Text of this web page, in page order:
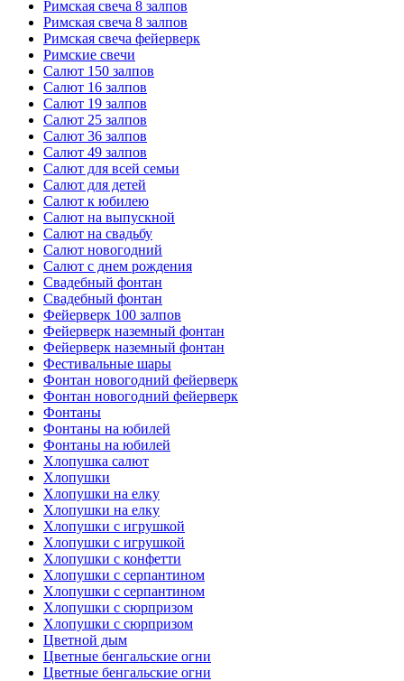
Римская свеча 8 залпов
Римская свеча 8 залпов
Римская свеча фейерверк
Римские свечи
Салют 150 залпов
Салют 16 залпов
Салют 19 залпов
Салют 25 залпов
Салют 36 залпов
Салют 49 залпов
Салют для всей семьи
Салют для детей
Салют к юбилею
Салют на выпускной
Салют на свадьбу
Салют новогодний
Салют с днем рождения
Свадебный фонтан
Свадебный фонтан
Фейерверк 100 залпов
Фейерверк наземный фонтан
Фейерверк наземный фонтан
Фестивальные шары
Фонтан новогодний фейерверк
Фонтан новогодний фейерверк
Фонтаны
Фонтаны на юбилей
Фонтаны на юбилей
Хлопушка салют
Хлопушки
Хлопушки на елку
Хлопушки на елку
Хлопушки с игрушкой
Хлопушки с игрушкой
Хлопушки с конфетти
Хлопушки с серпантином
Хлопушки с серпантином
Хлопушки с сюрпризом
Хлопушки с сюрпризом
Цветной дым
Цветные бенгальские огни
Цветные бенгальские огни